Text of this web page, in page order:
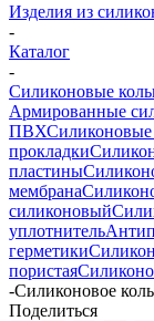
Изделия из
-
Каталог
-
Силиконовые
Армированные
ПВХСиликоновые
прокладки
пластины
мембрана
силиконовый
уплотнитель
герметики
пористая
-Силиконовое
Поделиться